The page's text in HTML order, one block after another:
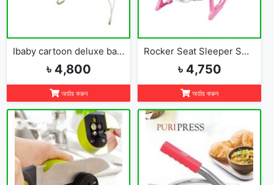
Ibaby cartoon deluxe baby bouncer
৳ 4,800
অর্ডার করুন
Rocker Seat Sleeper Swing Bouncer Toy Chair Baby
৳ 4,750
অর্ডার করুন